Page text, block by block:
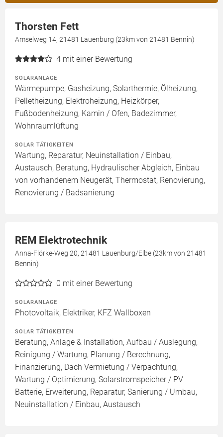
Thorsten Fett
Amselweg 14, 21481 Lauenburg (23km von 21481 Bennin)
4 mit einer Bewertung
SOLARANLAGE
Wärmepumpe, Gasheizung, Solarthermie, Ölheizung,
Pelletheizung, Elektroheizung, Heizkörper,
Fußbodenheizung, Kamin / Ofen, Badezimmer,
Wohnraumlüftung
SOLAR TÄTIGKEITEN
Wartung, Reparatur, Neuinstallation / Einbau,
Austausch, Beratung, Hydraulischer Abgleich, Einbau
von vorhandenem Neugerät, Thermostat, Renovierung,
Renovierung / Badsanierung
REM Elektrotechnik
Anna-Flörke-Weg 20, 21481 Lauenburg/Elbe (23km von 21481
Bennin)
0 mit einer Bewertung
SOLARANLAGE
Photovoltaik, Elektriker, KFZ Wallboxen
SOLAR TÄTIGKEITEN
Beratung, Anlage & Installation, Aufbau / Auslegung,
Reinigung / Wartung, Planung / Berechnung,
Finanzierung, Dach Vermietung / Verpachtung,
Wartung / Optimierung, Solarstromspeicher / PV
Batterie, Erweiterung, Reparatur, Sanierung / Umbau,
Neuinstallation / Einbau, Austausch